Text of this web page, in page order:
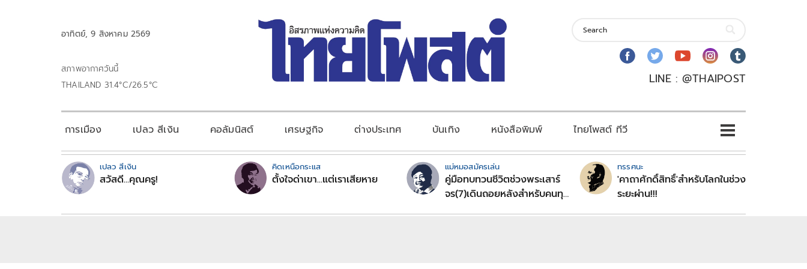
อาทิตย์, 9 สิงหาคม 2569
สภาพอากาศวันนี้
THAILAND 31.4°C/26.5°C
LINE : @THAIPOST
การเมือง เปลว สีเงิน คอลัมนิสต์ เศรษฐกิจ ต่างประเทศ บันเทิง หนังสือพิมพ์ ไทยโพสต์ ทีวี
เปลว สีเงิน
สวัสดี...คุณครู!
คิดเหนือกระแส
ตั้งใจด่าเขา...แต่เราเสียหาย
แม่หมอสมัครเล่น
คู่มือทบทวนชีวิตช่วงพระเสาร์
จร(7)เดินถอยหลังสำหรับคนทุก
ทรรศนะ
'คาถาศักดิ์สิทธิ์'สำหรับโลกในช่วง
ระยะผ่าน!!!